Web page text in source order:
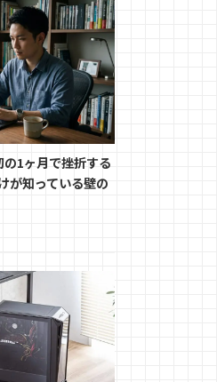
1ヶ月で挫折する
が知っている壁の